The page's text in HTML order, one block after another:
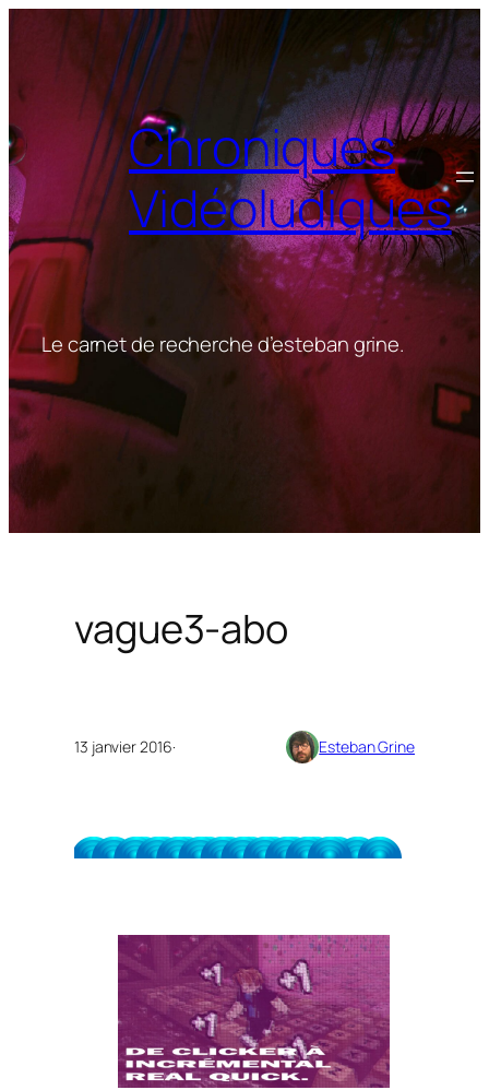
Chroniques
Vidéoludiques
Le carnet de recherche d’esteban grine.
vague3-abo
13 janvier 2016· Esteban Grine